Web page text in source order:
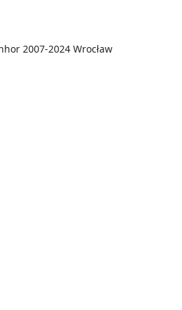
2007-2024 Wrocław